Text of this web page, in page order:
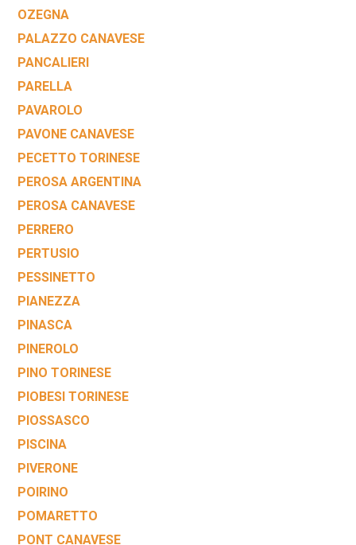
OZEGNA
PALAZZO CANAVESE
PANCALIERI
PARELLA
PAVAROLO
PAVONE CANAVESE
PECETTO TORINESE
PEROSA ARGENTINA
PEROSA CANAVESE
PERRERO
PERTUSIO
PESSINETTO
PIANEZZA
PINASCA
PINEROLO
PINO TORINESE
PIOBESI TORINESE
PIOSSASCO
PISCINA
PIVERONE
POIRINO
POMARETTO
PONT CANAVESE